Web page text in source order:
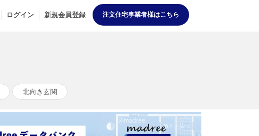
ログイン 新規会員登録 注文住宅事業者様はこちら
北向き玄関